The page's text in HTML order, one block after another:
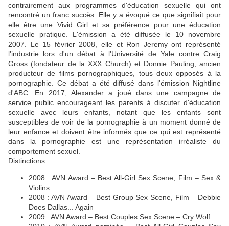
contrairement aux programmes d'éducation sexuelle qui ont
rencontré un franc succès. Elle y a évoqué ce que signifiait pour
elle être une Vivid Girl et sa préférence pour une éducation
sexuelle pratique. L'émission a été diffusée le 10 novembre
2007. Le 15 février 2008, elle et Ron Jeremy ont représenté
l'industrie lors d'un débat à l'Université de Yale contre Craig
Gross (fondateur de la XXX Church) et Donnie Pauling, ancien
producteur de films pornographiques, tous deux opposés à la
pornographie. Ce débat a été diffusé dans l'émission Nightline
d'ABC. En 2017, Alexander a joué dans une campagne de
service public encourageant les parents à discuter d'éducation
sexuelle avec leurs enfants, notant que les enfants sont
susceptibles de voir de la pornographie à un moment donné de
leur enfance et doivent être informés que ce qui est représenté
dans la pornographie est une représentation irréaliste du
comportement sexuel.
Distinctions
2008 : AVN Award – Best All-Girl Sex Scene, Film – Sex &
Violins
2008 : AVN Award – Best Group Sex Scene, Film – Debbie
Does Dallas... Again
2009 : AVN Award – Best Couples Sex Scene – Cry Wolf